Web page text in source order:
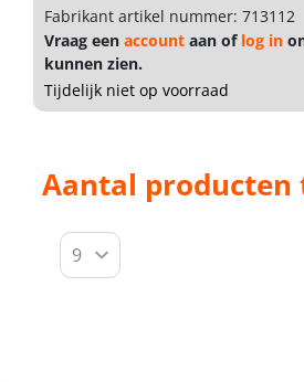
Fabrikant artikel nummer: 713112
Vraag een account aan of log in
kunnen zien.
Tijdelijk niet op voorraad
Aantal producten